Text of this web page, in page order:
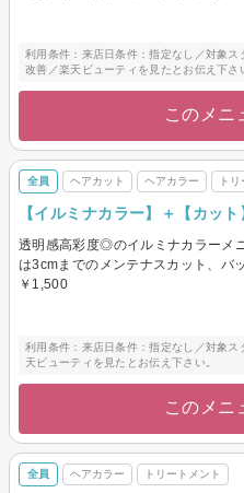
利用条件：来店日条件：指定なし／対象
改善／楽天ビューティを見たとお伝え下さ
このメニ
全員 ヘアカット ヘアカラー ト
【イルミナカラー】＋【カッ
透明感高彩度◎のイルミナカラーメ
は3cmまでのメンテナスカット、バ
￥1,500
利用条件：来店日条件：指定なし／対象
天ビューティを見たとお伝え下さい。
このメニ
全員 ヘアカラー トリートメント